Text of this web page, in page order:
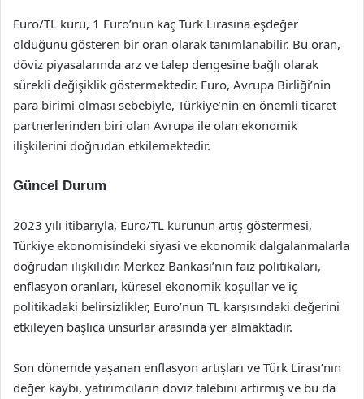
Euro/TL kuru, 1 Euro’nun kaç Türk Lirasına eşdeğer
olduğunu gösteren bir oran olarak tanımlanabilir. Bu oran,
döviz piyasalarında arz ve talep dengesine bağlı olarak
sürekli değişiklik göstermektedir. Euro, Avrupa Birliği’nin
para birimi olması sebebiyle, Türkiye’nin en önemli ticaret
partnerlerinden biri olan Avrupa ile olan ekonomik
ilişkilerini doğrudan etkilemektedir.
Güncel Durum
2023 yılı itibarıyla, Euro/TL kurunun artış göstermesi,
Türkiye ekonomisindeki siyasi ve ekonomik dalgalanmalarla
doğrudan ilişkilidir. Merkez Bankası’nın faiz politikaları,
enflasyon oranları, küresel ekonomik koşullar ve iç
politikadaki belirsizlikler, Euro’nun TL karşısındaki değerini
etkileyen başlıca unsurlar arasında yer almaktadır.
Son dönemde yaşanan enflasyon artışları ve Türk Lirası’nın
değer kaybı, yatırımcıların döviz talebini artırmış ve bu da